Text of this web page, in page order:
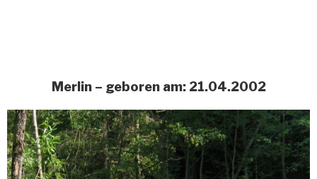
Merlin – geboren am: 21.04.2002